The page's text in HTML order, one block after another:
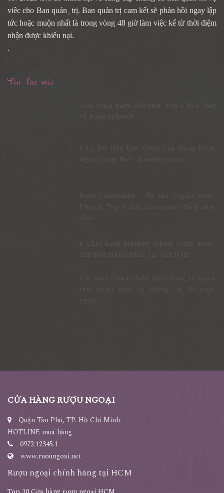
viêc cho Ban quản ̣ trị. Ban quản trị cam kết sẽ phản hồi ngay lập
tức hoặc muộn nhất là trong vòng 48 giờ làm việc kể từ thời điệm
nhận được khiếu nại.
.
Tin tức mới
5 Lý Do Nên Lựa Chọn Cửa Hàng Rượu
Ngoại Đồng Nai – RuouNgoai.net
Rượu Courvoisier – Di sản Cognac nước
CỬA HÀNG RƯỢU NGOẠI
Quận Tân Phú, TP. Hồ Chí Minh
HOTLINE mua hàng
0972.12345.1
www.ruoungoai.net
Rượu ngoại chính hãng tại HCM